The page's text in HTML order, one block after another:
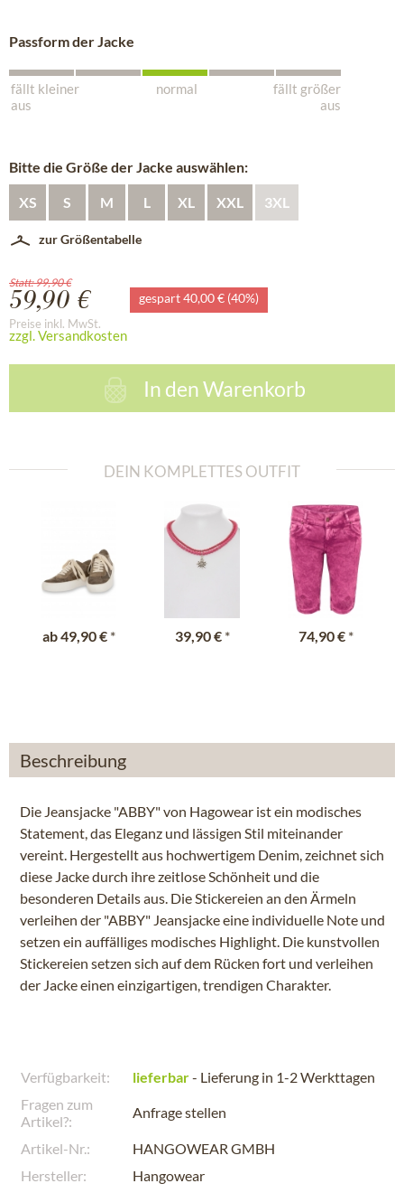
Passform der Jacke
fällt kleiner
aus
normal
fällt größer
aus
Bitte die Größe der Jacke auswählen:
XS S M L XL XXL 3XL
zur Größentabelle
Statt: 99,90 €
59,90 € gespart 40,00 € (40%)
Preise inkl. MwSt.
zzgl. Versandkosten
In denWarenkorb
DEIN KOMPLETTES OUTFIT
ab49,90 € * 39,90 € * 74,90 € *
Beschreibung
Die Jeansjacke "ABBY" von Hagowear ist ein modisches
Statement, das Eleganz und lässigen Stil miteinander
vereint. Hergestellt aus hochwertigem Denim, zeichnet sich
diese Jacke durch ihre zeitlose Schönheit und die
besonderen Details aus. Die Stickereien an den Ärmeln
verleihen der "ABBY" Jeansjacke eine individuelle Note und
setzen ein auffälliges modisches Highlight. Die kunstvollen
Stickereien setzen sich auf dem Rücken fort und verleihen
der Jacke einen einzigartigen, trendigen Charakter.
Verfügbarkeit: lieferbar- Lieferung in 1-2 Werkttagen
Fragen zum
Artikel?:
Anfrage stellen
Artikel-Nr.:
HANGOWEAR GMBH
Hersteller:
Hangowear